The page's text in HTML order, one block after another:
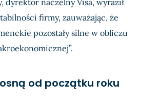
dyrektor naczelny Visa, wyraził
firmy, zauważając, że
pozostały silne w obliczu
od początku roku